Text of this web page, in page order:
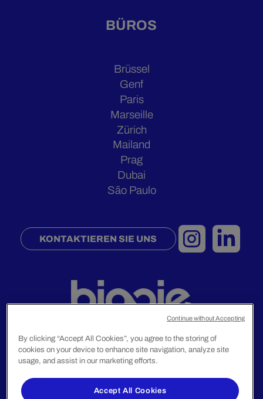
BÜROS
Brüssel
Genf
Paris
Marseille
Zürich
Mailand
Prag
Dubai
São Paulo
KONTAKTIEREN SIE UNS
Rechtliche Hinweise
Datenschutzrichtlinie
By clicking “Accept All Cookies”, you agree to the storing of
cookies on your device to enhance site navigation, analyze site
usage, and assist in our marketing efforts.
Accept All Cookies
Continue without Accepting